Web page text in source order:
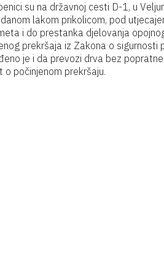
su na državnoj cesti D-1, u
lakom prikolicom, pod
i do prestanka djelovanja
prekršaja iz Zakona o
je i da prevozi drva bez
počinjenom prekršaju.